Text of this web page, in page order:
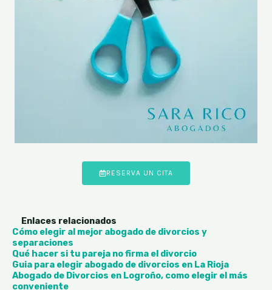
RESERVA UN CITA
Enlaces relacionados
Cómo elegir al mejor abogado de divorcios y
separaciones
Qué hacer si tu pareja no firma el divorcio
Guia para elegir abogado de divorcios en La Rioja
Abogado de Divorcios en Logroño, como elegir el más
conveniente